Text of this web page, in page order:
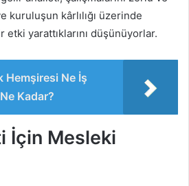
kârlılığı üzerinde
yarattıklarını düşünüyorlar.
Hemşiresi Ne İş
Kadar?
İçin Mesleki